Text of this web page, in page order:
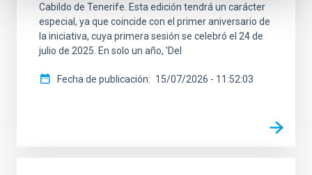
Cabildo de Tenerife. Esta edición tendrá un carácter
especial, ya que coincide con el primer aniversario de
la iniciativa, cuya primera sesión se celebró el 24 de
julio de 2025. En solo un año, 'Del
Fecha de publicación 15/07/2026 - 11:52:03